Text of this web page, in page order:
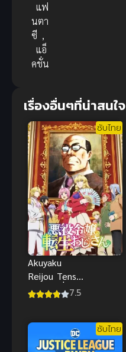
แฟ
นตา
ซี ,
แอ็
คชั่น
เรื่องอื่นๆที่น่าสนใจ
ซับไทย
Akuyaku
Reijou Tensei
Ojisan เมื่อตา
โลก
7.5
ซับไทย